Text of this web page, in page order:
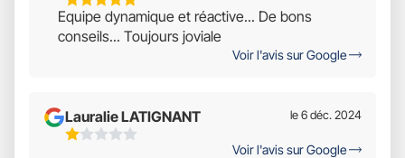
Étoiles
Sur
Equipe dynamique et réactive... De bons
conseils... Toujours joviale
Voir l'avis sur Google
Lauralie LATIGNANT
1
le 6 déc. 2024
Voir l'avis sur Google